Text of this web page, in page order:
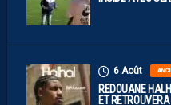
6 Août
REDOUANE
ET